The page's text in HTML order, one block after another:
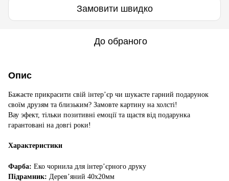
Замовити швидко
До обраного
Опис
Бажаєте прикрасити свій інтер’єр чи шукаєте гарний подарунок
своїм друзям та близьким? Замовте картину на холсті!
Вау эфект, тільки позитивні емоції та щастя від подарунка
гарантовані на довгі роки!
Характеристики
Фарба: Еко чорнила для інтер’єрного друку
Підрамник: Дерев’яний 40х20мм